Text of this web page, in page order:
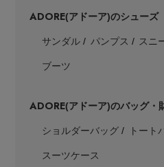
ADORE(アドーア)のシューズ
サンダル パンプス スニ
ブーツ
ADORE(アドーア)のバッグ・
ショルダーバッグ トート
スーツケース